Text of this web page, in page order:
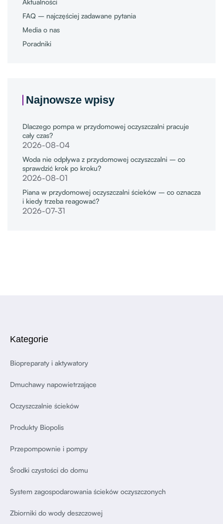
FAQ – najczęściej zadawane pytania
Media o nas
Poradniki
Najnowsze wpisy
Dlaczego pompa w przydomowej oczyszczalni pracuje
cały czas?
2026-08-04
Woda nie odpływa z przydomowej oczyszczalni – co
sprawdzić krok po kroku?
2026-08-01
Piana w przydomowej oczyszczalni ścieków – co oznacza
i kiedy trzeba reagować?
2026-07-31
Kategorie
Biopreparaty i aktywatory
Dmuchawy napowietrzające
Oczyszczalnie ścieków
Produkty Biopolis
Przepompownie i pompy
Środki czystości do domu
System zagospodarowania ścieków oczyszczonych
Zbiorniki do wody deszczowej